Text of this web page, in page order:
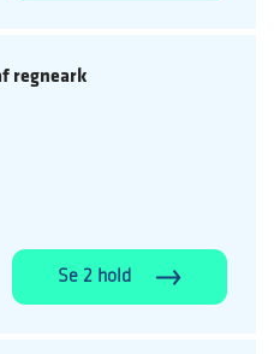
regneark
Se 2 hold